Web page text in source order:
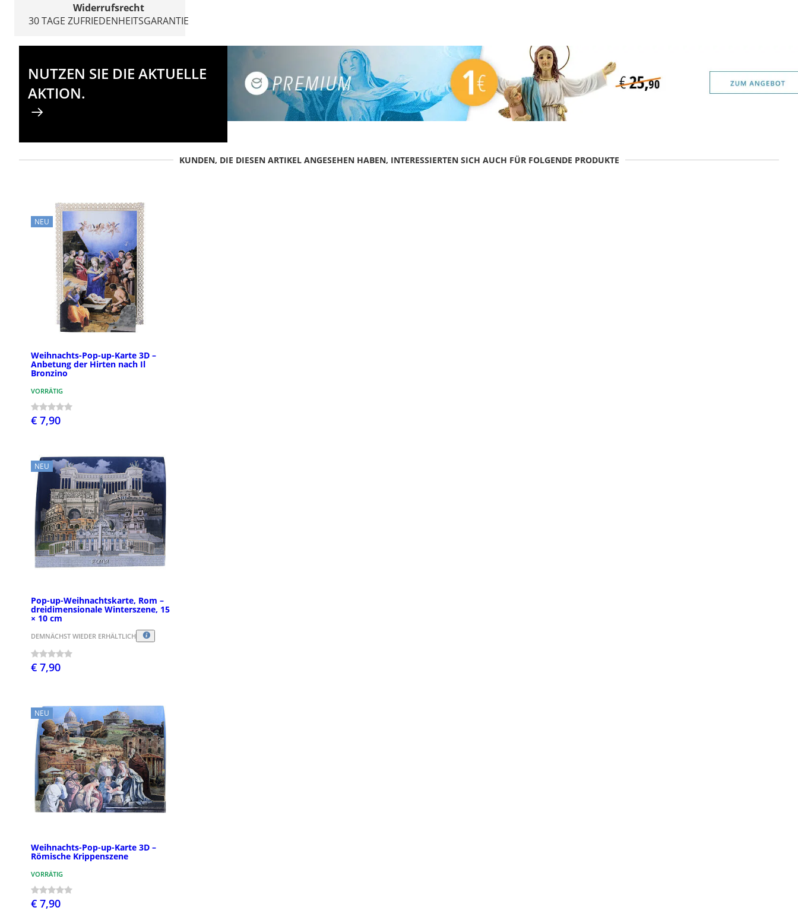
Widerrufsrecht
30 TAGE ZUFRIEDENHEITSGARANTIE
NUTZEN SIE DIE AKTUELLE
AKTION.
KUNDEN, DIE DIESEN ARTIKEL ANGESEHEN HABEN, INTERESSIERTEN SICH AUCH FÜR FOLGENDE PRODUKTE
NEU
Weihnachts-Pop-up-Karte 3D –
Anbetung der Hirten nach Il
Bronzino
VORRÄTIG
€ 7,90
NEU
Pop-up-Weihnachtskarte, Rom –
dreidimensionale Winterszene, 15
× 10 cm
DEMNÄCHST WIEDER ERHÄLTLICH
€ 7,90
NEU
Weihnachts-Pop-up-Karte 3D –
Römische Krippenszene
VORRÄTIG
€ 7,90